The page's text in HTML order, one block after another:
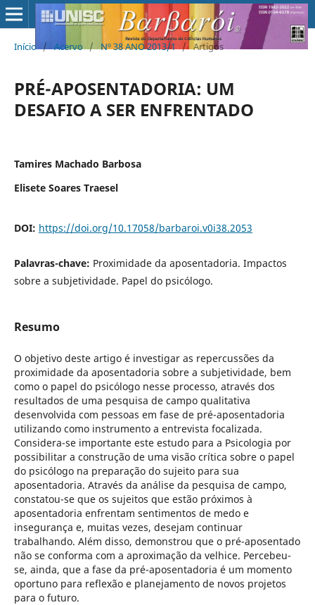
Início / Acervo / Nº 38 ANO 2013/1 / Artigos
PRÉ-APOSENTADORIA: UM
DESAFIO A SER ENFRENTADO
Tamires Machado Barbosa
Elisete Soares Traesel
DOI: https://doi.org/10.17058/barbaroi.v0i38.2053
Palavras-chave: Proximidade da aposentadoria. Impactos
sobre a subjetividade. Papel do psicólogo.
Resumo
O objetivo deste artigo é investigar as repercussões da
proximidade da aposentadoria sobre a subjetividade, bem
como o papel do psicólogo nesse processo, através dos
resultados de uma pesquisa de campo qualitativa
desenvolvida com pessoas em fase de pré-aposentadoria
utilizando como instrumento a entrevista focalizada.
Considera-se importante este estudo para a Psicologia por
possibilitar a construção de uma visão crítica sobre o papel
do psicólogo na preparação do sujeito para sua
aposentadoria. Através da análise da pesquisa de campo,
constatou-se que os sujeitos que estão próximos à
aposentadoria enfrentam sentimentos de medo e
insegurança e, muitas vezes, desejam continuar
trabalhando. Além disso, demonstrou que o pré-aposentado
não se conforma com a aproximação da velhice. Percebeu-
se, ainda, que a fase da pré-aposentadoria é um momento
oportuno para reflexão e planejamento de novos projetos
para o futuro.